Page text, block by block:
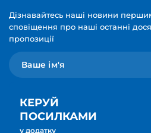
Дізнавайтесь наші новини
сповіщення про наші останні
пропозиції
КЕРУЙ
ПОСИЛКАМИ
у додатку